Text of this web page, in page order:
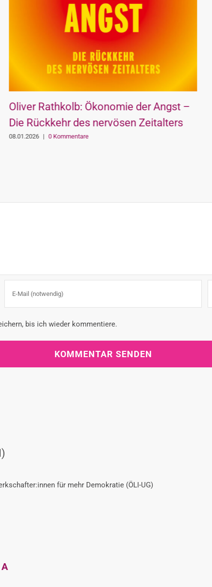
Oliver Rathkolb: Ökonomie der Angst –
Die Rückkehr des nervösen Zeitalters
08.01.2026 | 0 Kommentare
bis ich wieder kommentiere.
für mehr Demokratie (ÖLI-UG)
Reset
AIncrease